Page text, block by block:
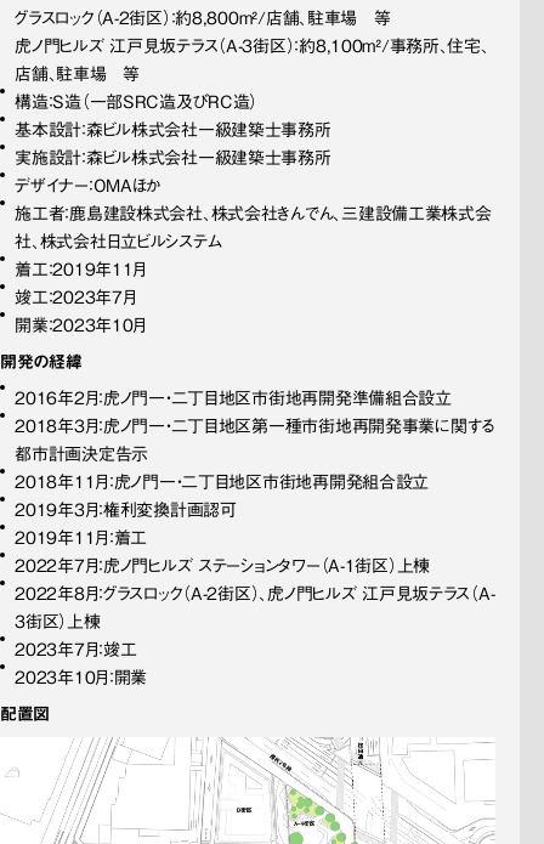
グラスロック（A-2街区）：約8,800m²/店舗、駐車場　等
虎ノ門ヒルズ 江戸見坂テラス（A-3街区）：約8,100m²/事務所、住宅、
店舗、駐車場　等
構造：S造（一部SRC造及びRC造）
基本設計：森ビル株式会社一級建築士事務所
実施設計：森ビル株式会社一級建築士事務所
デザイナー：OMAほか
施工者：鹿島建設株式会社、株式会社きんでん、三建設備工業株式会
社、株式会社日立ビルシステム
着工：2019年11月
竣工：2023年7月
開業：2023年10月
開発の経緯
2016年2月：虎ノ門一・二丁目地区市街地再開発準備組合設立
2018年3月：虎ノ門一・二丁目地区第一種市街地再開発事業に関する
都市計画決定告示
2018年11月：虎ノ門一・二丁目地区市街地再開発組合設立
2019年3月：権利変換計画認可
2019年11月：着工
2022年7月：虎ノ門ヒルズ ステーションタワー（A-1街区）上棟
2022年8月：グラスロック（A-2街区）、虎ノ門ヒルズ 江戸見坂テラス（A-
3街区）上棟
2023年7月：竣工
2023年10月：開業
配置図